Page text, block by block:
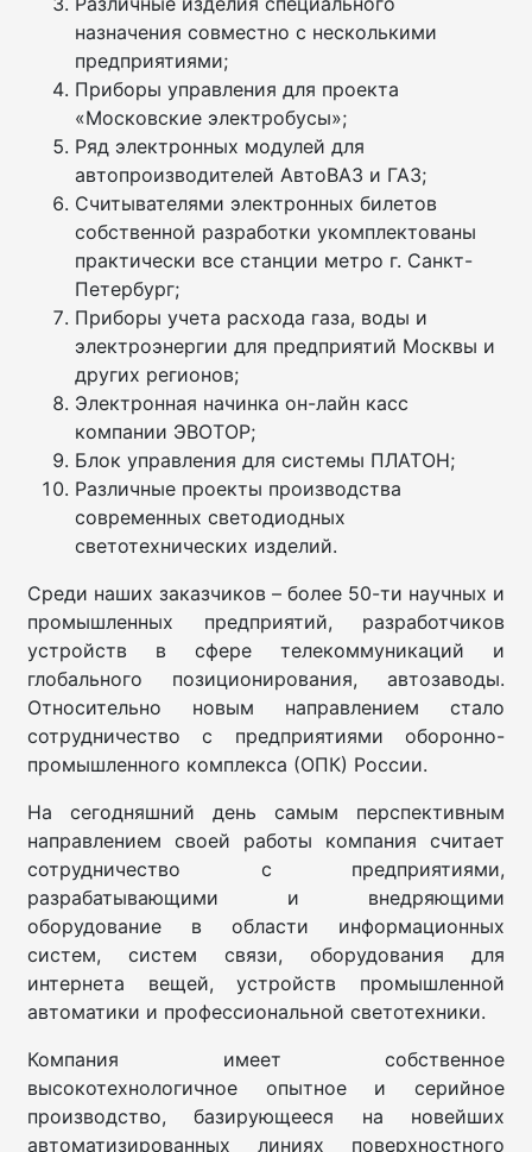
назначения совместно с несколькими
предприятиями;
Приборы управления для проекта
«Московские электробусы»;
Ряд электронных модулей для
автопроизводителей АвтоВАЗ и ГАЗ;
Считывателями электронных билетов
собственной разработки укомплектованы
практически все станции метро г. Санкт-
Петербург;
Приборы учета расхода газа, воды и
электроэнергии для предприятий Москвы и
других регионов;
Электронная начинка он-лайн касс
компании ЭВОТОР;
Блок управления для системы ПЛАТОН;
Различные проекты производства
современных светодиодных
светотехнических изделий.
Среди наших заказчиков – более 50-ти научных и
промышленных предприятий, разработчиков
устройств в сфере телекоммуникаций и
глобального позиционирования, автозаводы.
Относительно новым направлением стало
сотрудничество с предприятиями оборонно-
промышленного комплекса (ОПК) России.
На сегодняшний день самым перспективным
направлением своей работы компания считает
сотрудничество с предприятиями,
разрабатывающими и внедряющими
оборудование в области информационных
систем, систем связи, оборудования для
интернета вещей, устройств промышленной
автоматики и профессиональной светотехники.
Компания имеет собственное
высокотехнологичное опытное и серийное
производство, базирующееся на новейших
автоматизированных линиях поверхностного